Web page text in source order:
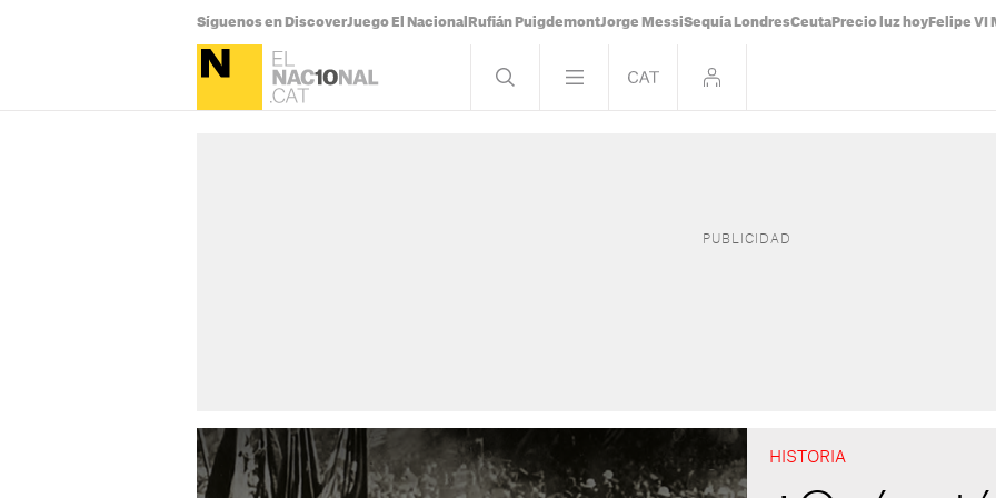
Síguenos en DiscoverJuego El Nacional Rufián PuigdemontJorge MessiSequía LondresCeuta Precio luz hoy Felipe VI
HISTORIA